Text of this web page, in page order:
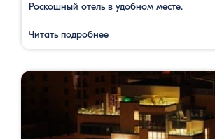
Роскошный отель в удобном месте.
Читать подробнее